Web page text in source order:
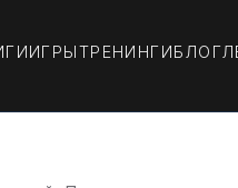
ИГРЫТРЕНИНГИБЛОГ